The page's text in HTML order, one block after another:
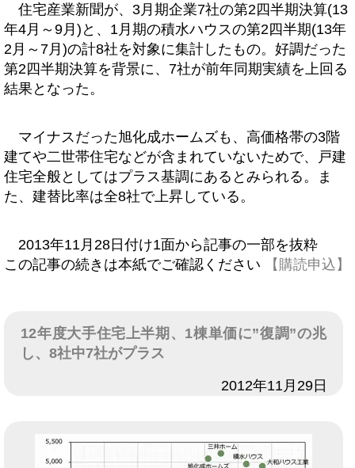
住宅産業新聞が、3月期企業7社の第2四半期決算(13
年4月～9月)と、1月期の積水ハウスの第2四半期(13年
2月～7月)の計8社を対象に集計したもの。好調だった
第2四半期決算を背景に、7社が前年同期実績を上回る
結果となった。
マイナスだった旭化成ホームズも、高価格帯の3階
建てや二世帯住宅などが含まれていないためで、戸建
住宅全般としてはプラス基調にあるとみられる。ま
た、建替比率は全8社で上昇している。
2013年11月28日付け1面から記事の一部を抜粋
この記事の続きは本紙でご確認ください
【購読申込】
12年度大手住宅上半期、1棟単価に”復調”の兆
し、8社中7社がプラス
2012年11月29日